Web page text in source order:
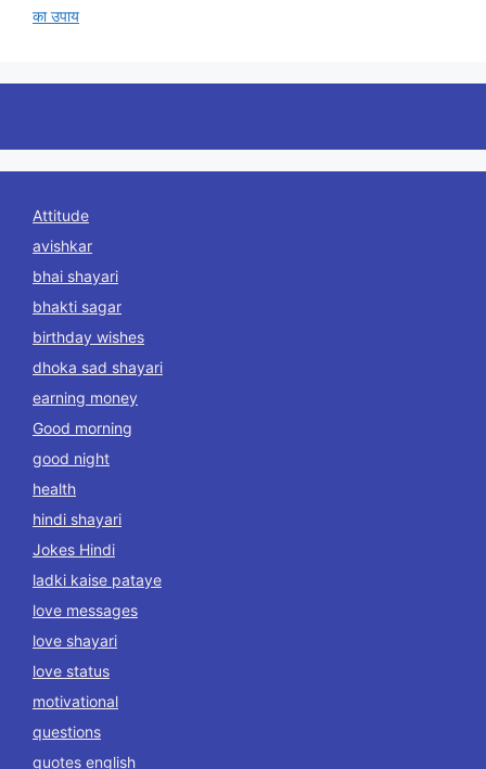
का उपाय
Attitude
avishkar
bhai shayari
bhakti sagar
birthday wishes
dhoka sad shayari
earning money
Good morning
good night
health
hindi shayari
Jokes Hindi
ladki kaise pataye
love messages
love shayari
love status
motivational
questions
quotes english